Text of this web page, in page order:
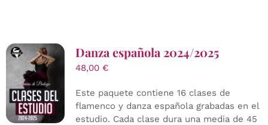
Danza española 2024/2025
48,00 €
Este paquete contiene 16 clases de
flamenco y danza española grabadas en el
estudio. Cada clase dura una media de 45